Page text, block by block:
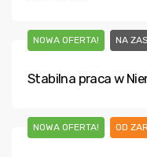
NOWA OFERTA! NA
Stabilna praca w
NOWA OFERTA! OD